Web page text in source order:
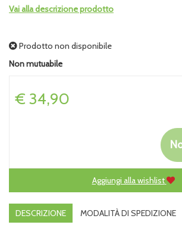
Vai alla descrizione prodotto
Prodotto non disponibile
Non mutuabile
Prezzo
€ 34,90
Aggiungi alla wishlist
DESCRIZIONE
MODALITÀ DI SPEDIZIONE